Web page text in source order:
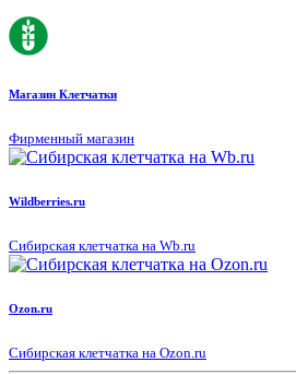
Магазин Клетчатки
Фирменный магазин
Wildberries.ru
Сибирская клетчатка на Wb.ru
Ozon.ru
Сибирская клетчатка на Ozon.ru